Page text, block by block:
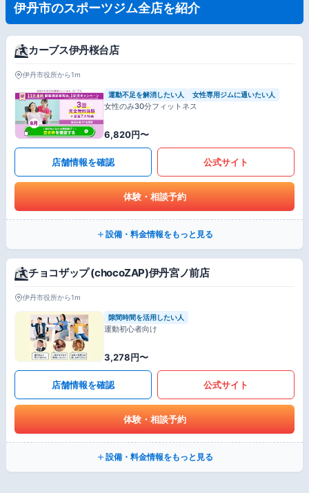
伊丹市のスポーツジム全店を紹介
カーブス伊丹桜台店
伊丹市役所から1m
運動不足を解消したい人 女性専用ジムに通いたい人
女性のみ30分フィットネス
6,820円〜
店舗情報を確認 公式サイト
体験・相談予約
設備・料金情報をもっと見る
チョコザップ (chocoZAP)伊丹宮ノ前店
伊丹市役所から1m
隙間時間を活用したい人
運動初心者向け
3,278円〜
店舗情報を確認 公式サイト
体験・相談予約
設備・料金情報をもっと見る